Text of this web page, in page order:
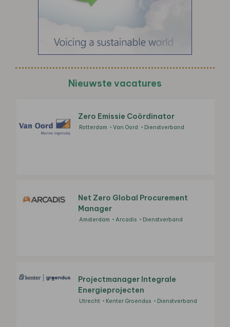
Nieuwste vacatures
Zero Emissie Coördinator
Rotterdam Van Oord Dienstverband
Net Zero Global Procurement
Manager
Amsterdam Arcadis Dienstverband
Projectmanager Integrale
Energieprojecten
Utrecht Kenter Groendus Dienstverband